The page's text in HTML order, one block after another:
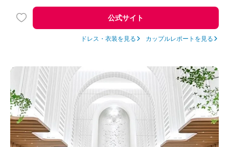
公式サイト
ドレス・衣装を見る カップルレポートを見る